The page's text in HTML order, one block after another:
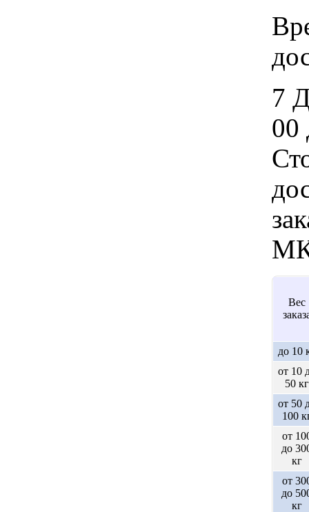
7
00
Вес
до 10
от 10
50 кг
от 50
100
от
до
кг
от
до
кг